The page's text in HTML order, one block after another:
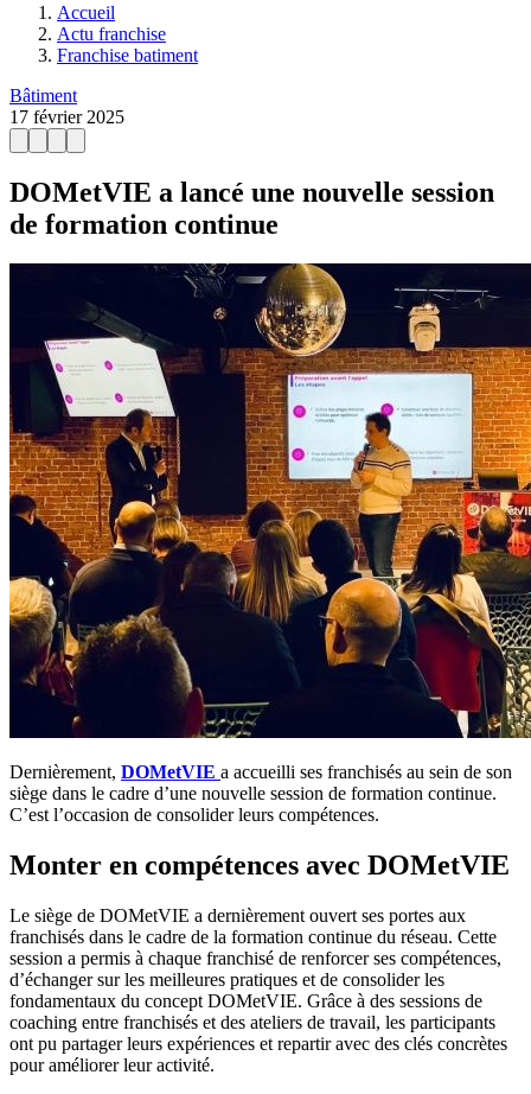
Accueil
Actu franchise
Franchise batiment
Bâtiment
17 février 2025
DOMetVIE a lancé une nouvelle session
de formation continue
Dernièrement, DOMetVIE a accueilli ses franchisés au sein de son
siège dans le cadre d’une nouvelle session de formation continue.
C’est l’occasion de consolider leurs compétences.
Monter en compétences avec DOMetVIE
Le siège de DOMetVIE a dernièrement ouvert ses portes aux
franchisés dans le cadre de la formation continue du réseau. Cette
session a permis à chaque franchisé de renforcer ses compétences,
d’échanger sur les meilleures pratiques et de consolider les
fondamentaux du concept DOMetVIE. Grâce à des sessions de
coaching entre franchisés et des ateliers de travail, les participants
ont pu partager leurs expériences et repartir avec des clés concrètes
pour améliorer leur activité.